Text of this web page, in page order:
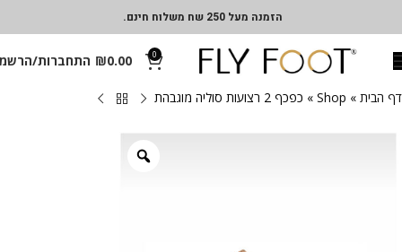
הזמנה מעל 250 שח משלוח חינם.
0
₪0.00 התחברות/
דף הבית »
Shop
» כפכף 2 רצועות סוליה מוגבהת